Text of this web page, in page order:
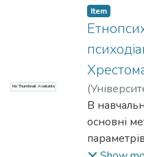
важливими
завдання
знань,
No Thumbnail Available
Item
(
А. М.;
В
основні